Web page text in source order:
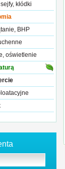
kłódki
BHP
oświetlenie